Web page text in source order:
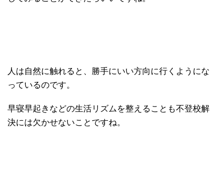
人は自然に触れると、勝手にいい方向に行くようにな
っているのです。
早寝早起きなどの生活リズムを整えることも不登校解
決には欠かせないことですね。